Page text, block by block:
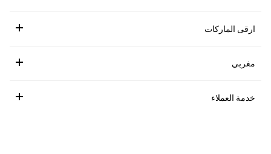
ارقى الماركات
مغربي
خدمة العملاء